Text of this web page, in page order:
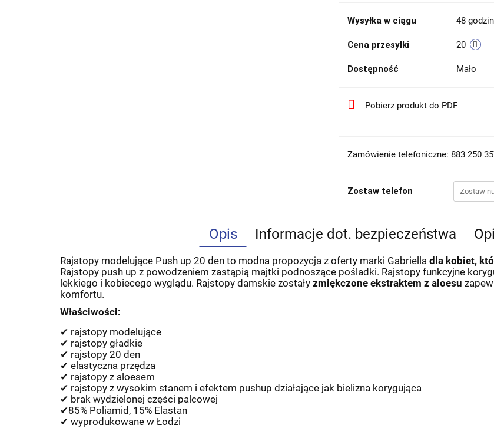
Wysyłka w ciągu 48 godzin
Cena przesyłki 20
Dostępność Mało
Pobierz produkt do PDF
Zamówienie telefoniczne: 883 250
Zostaw telefon
Opis Informacje dot. bezpieczeństwa
Rajstopy modelujące Push up 20 den to modna propozycja z oferty marki Gabriella dla kobiet,
Rajstopy push up z powodzeniem zastąpią majtki podnoszące pośladki. Rajstopy funkcyjne
lekkiego i kobiecego wyglądu. Rajstopy damskie zostały zmiękczone ekstraktem z aloesu
komfortu.
Właściwości:
✔ rajstopy modelujące
✔ rajstopy gładkie
✔ rajstopy 20 den
✔ elastyczna przędza
✔ rajstopy z aloesem
✔ rajstopy z wysokim stanem i efektem pushup działające jak bielizna korygująca
✔ brak wydzielonej części palcowej
✔85% Poliamid, 15% Elastan
✔ wyprodukowane w Łodzi